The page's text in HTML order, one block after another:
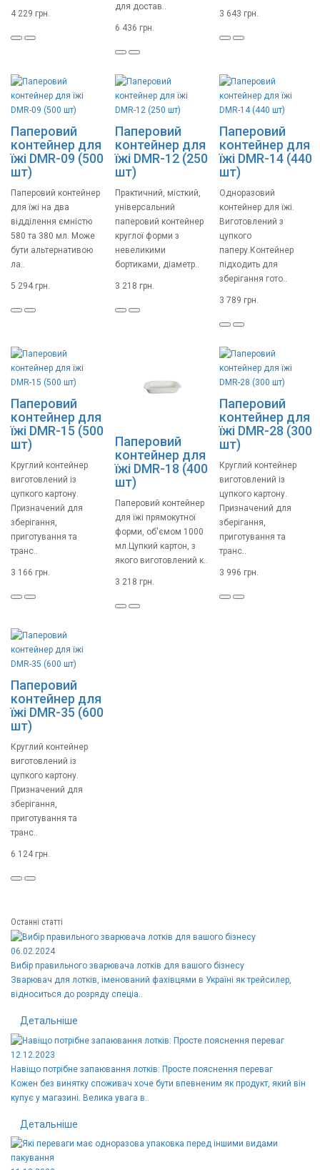
4 229 грн.
для достав..
6 436 грн.
3 643 грн.
Паперовий
контейнер для
їжі DMR-09 (500
шт)
Паперовий контейнер
для їжі на два
відділення ємністю
580 та 380 мл. Може
бути альтернативою
ла..
5 294 грн.
Паперовий
контейнер для
їжі DMR-12 (250
шт)
Практичний, місткий,
універсальний
паперовий контейнер
круглої форми з
невеликими
бортиками, діаметр..
3 218 грн.
Паперовий
контейнер для
їжі DMR-14 (440
шт)
Одноразовий
контейнер для їжі.
Виготовлений з
цупкого
паперу.Контейнер
підходить для
зберігання гото..
3 789 грн.
Паперовий
контейнер для
їжі DMR-15 (500
шт)
Круглий контейнер
виготовлений із
цупкого картону.
Призначений для
зберігання,
приготування та
транс..
3 166 грн.
Паперовий
контейнер для
їжі DMR-18 (400
шт)
Паперовий контейнер
для їжі прямокутної
форми, об'ємом 1000
мл.Цупкий картон, з
якого виготовлений к..
3 218 грн.
Паперовий
контейнер для
їжі DMR-28 (300
шт)
Круглий контейнер
виготовлений із
цупкого картону.
Призначений для
зберігання,
приготування та
транс..
3 996 грн.
Паперовий
контейнер для
їжі DMR-35 (600
шт)
Круглий контейнер
виготовлений із
цупкого картону.
Призначений для
зберігання,
приготування та
транс..
6 124 грн.
Останні статті
06.02.2024
Вибір правильного зварювача лотків для вашого бізнесу
Зварювач для лотків, іменований фахівцями в Україні як трейсилер,
відноситься до розряду спеціа..
Детальніше
12.12.2023
Навіщо потрібне запаювання лотків: Просте пояснення переваг
Кожен без винятку споживач хоче бути впевненим як продукт, який він
купує у магазині. Велика увага в..
Детальніше